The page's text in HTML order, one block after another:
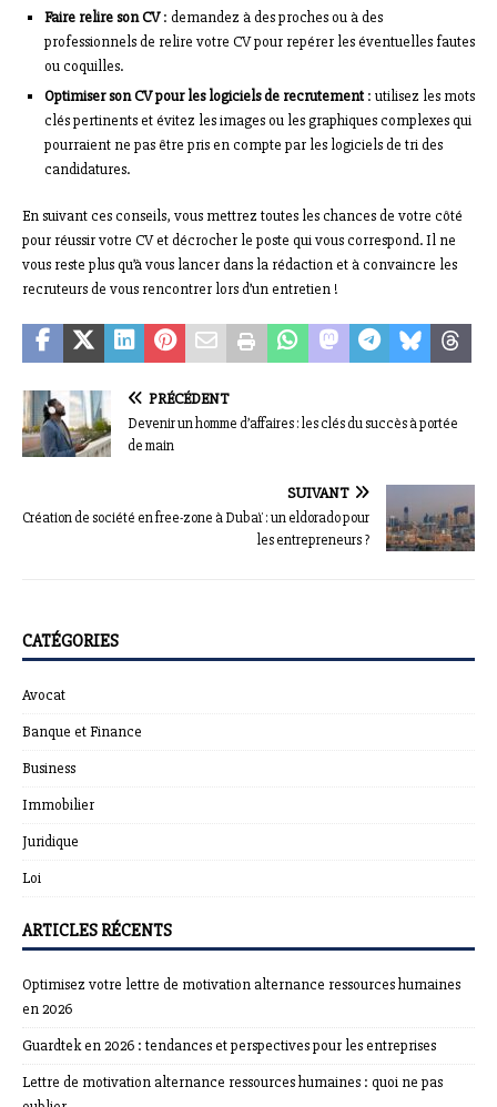
Faire relire son CV: demandez à des proches ou à des
professionnels de relire votre CV pour repérer les éventuelles fautes
ou coquilles.
Optimiser son CV pour les logiciels de recrutement : utilisez les mots
clés pertinents et évitez les images ou les graphiques complexes qui
pourraient ne pas être pris en compte par les logiciels de tri des
candidatures.
En suivant ces conseils, vous mettrez toutes les chances de votre côté
pour réussir votre CV et décrocher le poste qui vous correspond. Il ne
vous reste plus qu’à vous lancer dans la rédaction et à convaincre les
recruteurs de vous rencontrer lors d’un entretien !
PRÉCÉDENT
Devenir un homme d’affaires : les clés du succès à portée
de main
SUIVANT
Création de société en free-zone à Dubaï : un eldorado pour
les entrepreneurs ?
CATÉGORIES
Avocat
Banque et Finance
Business
Immobilier
Juridique
Loi
ARTICLES RÉCENTS
Optimisez votre lettre de motivation alternance ressources humaines
en 2026
Guardtek en 2026 : tendances et perspectives pour les entreprises
Lettre de motivation alternance ressources humaines : quoi ne pas